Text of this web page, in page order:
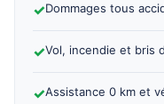
✓Dommages tous
✓Vol, incendie et bris
✓Assistance 0 km et